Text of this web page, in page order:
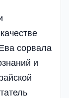
сорвала
и